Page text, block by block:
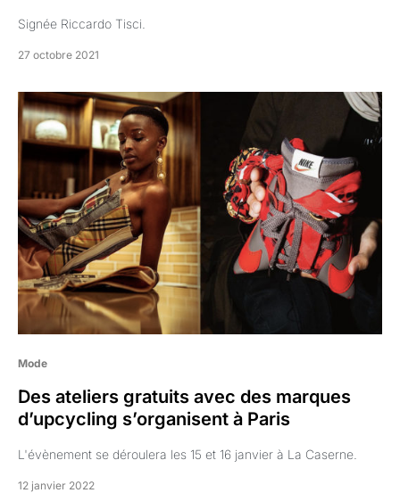
Signée Riccardo Tisci.
27 octobre 2021
Mode
Des ateliers gratuits avec des marques
d’upcycling s’organisent à Paris
L'évènement se déroulera les 15 et 16 janvier à La Caserne.
12 janvier 2022